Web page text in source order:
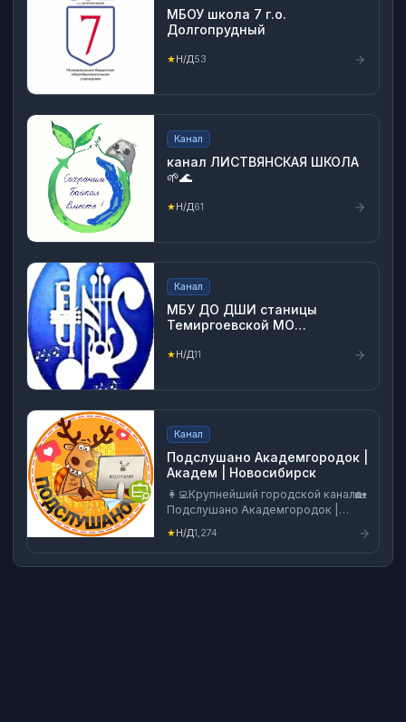
https://vk.com/imagis
МБОУ школа 7 г.о.
Долгопрудный
★Н/Д53
Канал
канал ЛИСТВЯНСКАЯ ШКОЛА
🌱🌊
★Н/Д61
Канал
МБУ ДО ДШИ станицы
Темиргоевской МО
★Н/Д11
Канал
Подслушано Академгородок |
Академ | Новосибирск
👩‍💻Крупнейший городской канал🏡
Подслушано Академгородок |
Академ | Новосибирск 📈 Реклама
на канале - 👉
https://telega.in/nm/vakademgorodke
👈 ___________________________
★Н/Д1,274